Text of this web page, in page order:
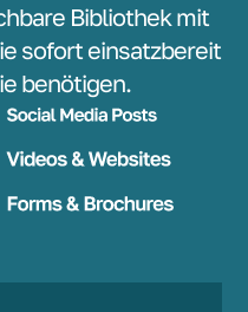
Bibliothek mit
sofort einsatzbereit
benötigen.